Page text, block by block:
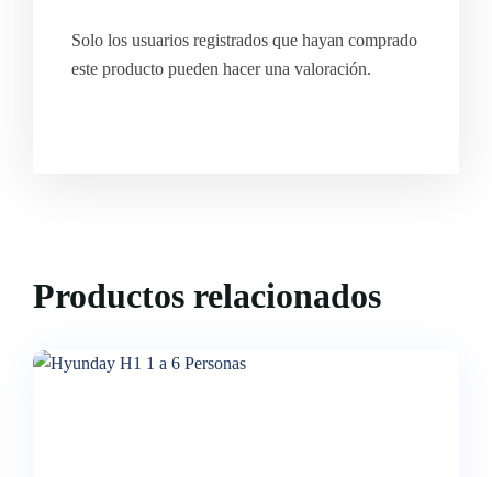
Solo los usuarios registrados que hayan comprado
este producto pueden hacer una valoración.
Productos relacionados